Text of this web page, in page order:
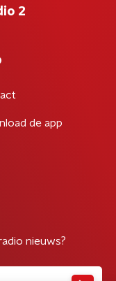
2
de app
nieuws?